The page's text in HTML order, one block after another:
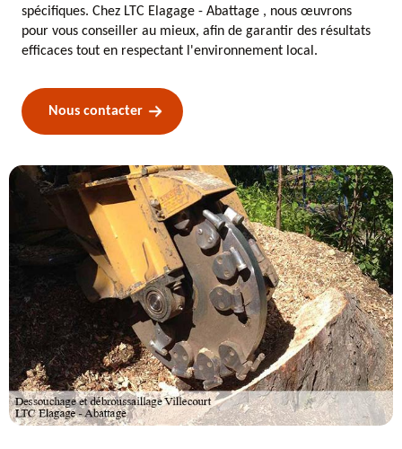
spécifiques. Chez LTC Elagage - Abattage , nous œuvrons
pour vous conseiller au mieux, afin de garantir des résultats
efficaces tout en respectant l'environnement local.
Nous contacter